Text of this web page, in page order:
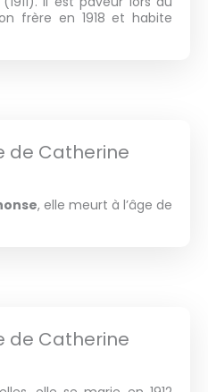
frère en 1918 et habite
de Catherine
, elle meurt à l’âge de
de Catherine